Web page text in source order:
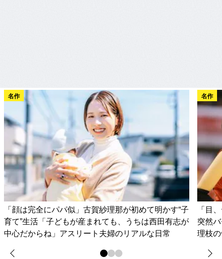
名作
「顔は完全にパパ似」古賀紗理那が初めて明かす“子
育て”生活「子どもが産まれても、うちは西田有志が
中心だからね」アスリート夫婦のリアルな日常
名作
「目
突然
理枝